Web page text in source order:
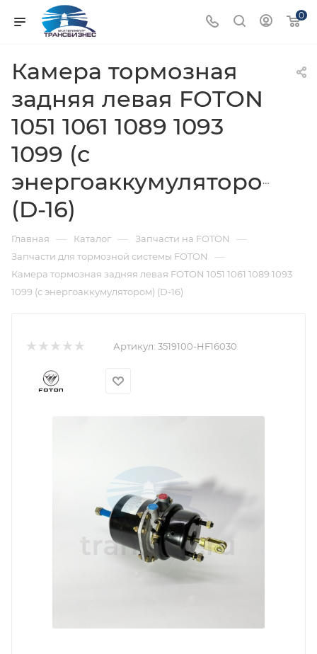
0
Камера тормозная
задняя левая FOTON
1051 1061 1089 1093
1099 (с
энергоаккумулятором)
(D-16)
Главная — Каталог — Запчасти на FOTON —
Запчасти для тормозной системы FOTON —
Камера тормозная задняя левая FOTON 1051 1061 1089 1093
1099 (с энергоаккумулятором) (D-16)
Артикул: 3519100-HF16030